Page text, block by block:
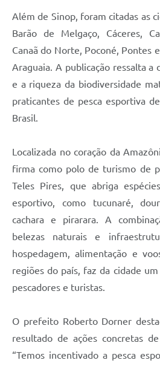
Além de Sinop, foram citadas as
Barão de Melgaço, Cáceres,
Canaã do Norte, Poconé, Pontes
Araguaia. A publicação ressalta a
e a riqueza da biodiversidade
praticantes de pesca esportiva
Brasil.
Localizada no coração da
firma como polo de turismo de
Teles Pires, que abriga
esportivo, como tucunaré,
cachara e pirarara. A
belezas naturais e
hospedagem, alimentação e
regiões do país, faz da cidade
pescadores e turistas.
O prefeito Roberto Dorner
resultado de ações concretas
“Temos incentivado a pesca